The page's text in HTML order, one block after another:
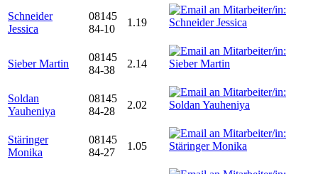
Schneider
Jessica
08145
84-10
1.19
Sieber Martin
08145
84-38
2.14
Soldan
Yauheniya
08145
84-28
2.02
Stäringer
Monika
08145
84-27
1.05